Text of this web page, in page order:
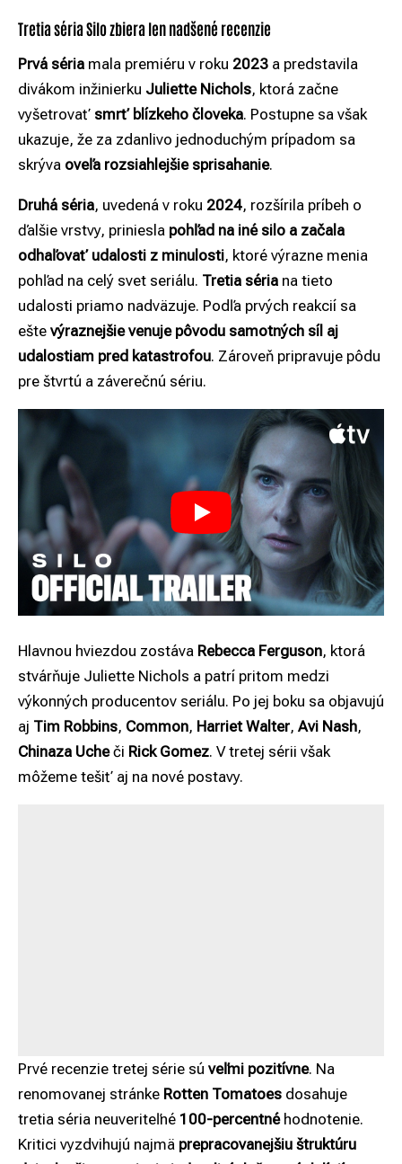
Tretia séria Silo zbiera len nadšené recenzie
Prvá séria mala premiéru v roku 2023 a predstavila
divákom inžinierku Juliette Nichols, ktorá začne
vyšetrovať smrť blízkeho človeka. Postupne sa však
ukazuje, že za zdanlivo jednoduchým prípadom sa
skrýva oveľa rozsiahlejšie sprisahanie.
Druhá séria, uvedená v roku 2024, rozšírila príbeh o
ďalšie vrstvy, priniesla pohľad na iné silo a začala
odhaľovať udalosti z minulosti, ktoré výrazne menia
pohľad na celý svet seriálu. Tretia séria na tieto
udalosti priamo nadväzuje. Podľa prvých reakcií sa
ešte výraznejšie venuje pôvodu samotných síl aj
udalostiam pred katastrofou. Zároveň pripravuje pôdu
pre štvrtú a záverečnú sériu.
Hlavnou hviezdou zostáva Rebecca Ferguson, ktorá
stvárňuje Juliette Nichols a patrí pritom medzi
výkonných producentov seriálu. Po jej boku sa objavujú
aj Tim Robbins, Common, Harriet Walter, Avi Nash,
Chinaza Ucheči Rick Gomez. V tretej sérii však
môžeme tešiť aj na nové postavy.
Prvé recenzie tretej série sú veľmi pozitívne. Na
renomovanej stránke Rotten Tomatoes dosahuje
tretia séria neuveriteľné 100-percentnéhodnotenie.
Kritici vyzdvihujú najmä prepracovanejšiu štruktúru